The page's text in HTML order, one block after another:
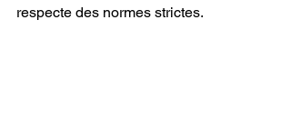
respecte des normes strictes.